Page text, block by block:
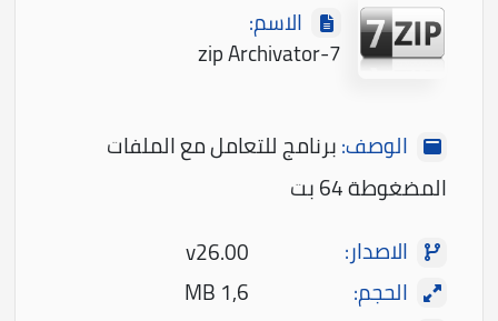
الاسم:
7-zip Archivator
الوصف:برنامج للتعامل مع الملفات
المضغوطة 64 بت
الاصدار:
v26.00
الحجم:
1,6 MB